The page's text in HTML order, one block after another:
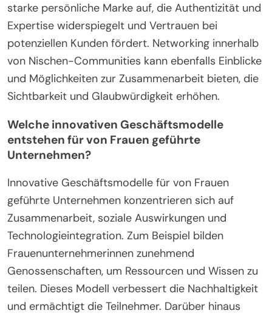
starke persönliche Marke auf, die Authentizität und
Expertise widerspiegelt und Vertrauen bei
potenziellen Kunden fördert. Networking innerhalb
von Nischen-Communities kann ebenfalls Einblicke
und Möglichkeiten zur Zusammenarbeit bieten, die
Sichtbarkeit und Glaubwürdigkeit erhöhen.
Welche innovativen Geschäftsmodelle
entstehen für von Frauen geführte
Unternehmen?
Innovative Geschäftsmodelle für von Frauen
geführte Unternehmen konzentrieren sich auf
Zusammenarbeit, soziale Auswirkungen und
Technologieintegration. Zum Beispiel bilden
Frauenunternehmerinnen zunehmend
Genossenschaften, um Ressourcen und Wissen zu
teilen. Dieses Modell verbessert die Nachhaltigkeit
und ermächtigt die Teilnehmer. Darüber hinaus